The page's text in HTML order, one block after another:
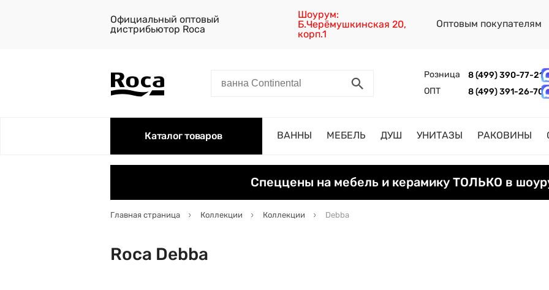
Официальный оптовый
дистрибьютор Roca
Шоурум:
Б.Черёмушкинская 20,
корп.1
Оптовым покупателям
Розница 8 (499) 390-77-21
ОПТ
8 (499) 391-26-70
Каталог товаров ВАННЫ МЕБЕЛЬ ДУШ УНИТАЗЫ РАКОВИНЫ
Спеццены на мебель и керамику ТОЛЬКО в
Главная страница Коллекции Коллекции Debba
Roca Debba